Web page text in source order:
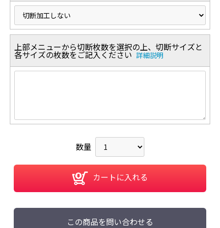
上部メニューから切断枚数を選択の上、切断サイズと
各サイズの枚数をご記入ください 詳細説明
数量
カートに入れる
この商品を問い合わせる